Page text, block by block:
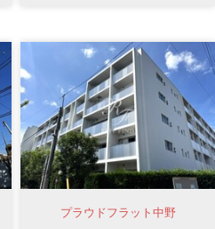
プラウドフラット中野